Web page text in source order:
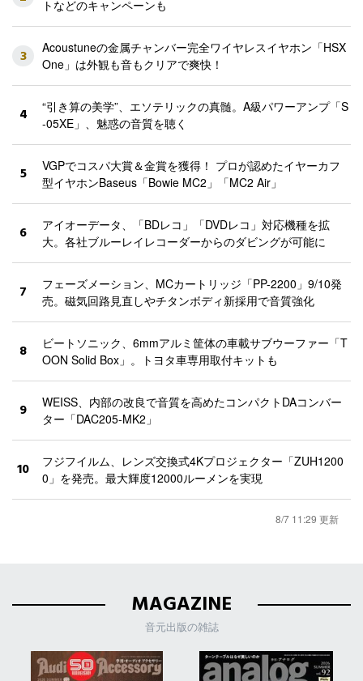
トなどのキャンペーンも
3
Acoustuneの金属チャンバー完全ワイヤレスイヤホン「HSX
One」は外観も音もクリアで爽快！
4
“引き算の美学”、エソテリックの真髄。A級パワーアンプ「S
-05XE」、魅惑の音質を聴く
5
VGPでコスパ大賞＆金賞を獲得！ プロが認めたイヤーカフ
型イヤホンBaseus「Bowie MC2」「MC2 Air」
6
アイオーデータ、「BDレコ」「DVDレコ」対応機種を拡
大。各社ブルーレイレコーダーからのダビングが可能に
7
フェーズメーション、MCカートリッジ「PP-2200」9/10発
売。磁気回路見直しやチタンボディ新採用で音質強化
8
ビートソニック、6mmアルミ筐体の車載サブウーファー「T
OON Solid Box」。トヨタ車専用取付キットも
9
WEISS、内部の改良で音質を高めたコンパクトDAコンバー
ター「DAC205-MK2」
10
フジフイルム、レンズ交換式4Kプロジェクター「ZUH1200
0」を発売。最大輝度12000ルーメンを実現
8/7 11:29 更新
MAGAZINE
音元出版の雑誌